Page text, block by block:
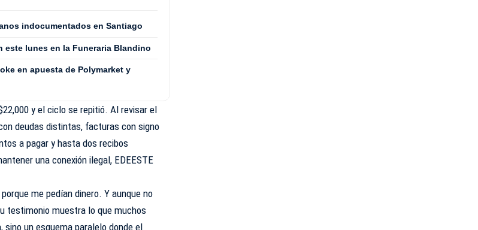
indocumentados en Santiago
este lunes en la Funeraria Blandino
en apuesta de Polymarket y
y el ciclo se repitió. Al revisar el
deudas distintas, facturas con signo
a pagar y hasta dos recibos
una conexión ilegal, EDEESTE
me pedían dinero. Y aunque no
testimonio muestra lo que muchos
un esquema paralelo donde el